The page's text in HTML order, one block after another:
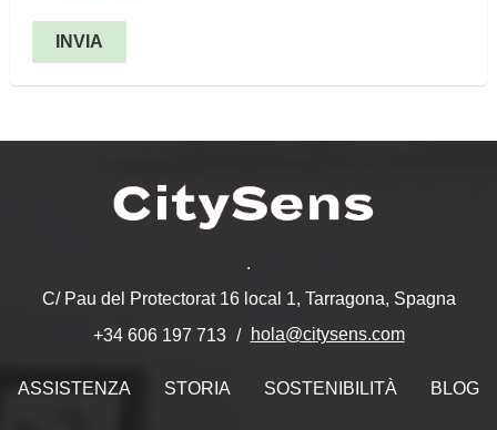
INVIA
.
C/ Pau del Protectorat 16 local 1, Tarragona, Spagna
+34 606 197 713
hola@citysens.com
ASSISTENZA STORIA SOSTENIBILITÀ BLOG